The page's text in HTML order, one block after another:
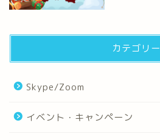
カテゴリー
Skype/Zoom
イベント・キャンペーン